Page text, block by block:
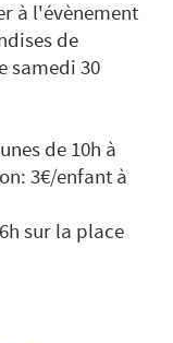
à l'évènement
de
samedi 30
de 10h à
3€/enfant à
sur la place